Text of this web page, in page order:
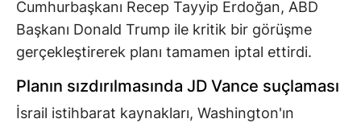
Cumhurbaşkanı Recep Tayyip Erdoğan, ABD
Başkanı Donald Trump ile kritik bir görüşme
gerçekleştirerek planı tamamen iptal ettirdi.
Planın sızdırılmasında JD Vance suçlaması
İsrail istihbarat kaynakları, Washington'ın